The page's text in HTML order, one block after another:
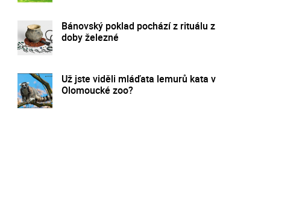
Bánovský poklad pochází z rituálu z
doby železné
Už jste viděli mláďata lemurů kata v
Olomoucké zoo?